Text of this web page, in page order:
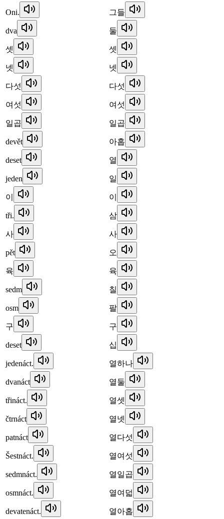
Oni. 그들
dva 둘
셋 셋
넷 넷
다섯 다섯
여섯 여섯
일곱 일곱
devět 아홉
deset 열
jeden 일
이 이
tři. 삼
사 사
pět 오
육 육
sedm 칠
osm 팔
구 구
deset 십
jedenáct. 열하나
dvanáct 열둘
třináct. 열셋
čtrnáct 열넷
patnáct 열다섯
Šestnáct. 열여섯
sedmnáct. 열일곱
osmnáct. 열여덟
devatenáct. 열아홉